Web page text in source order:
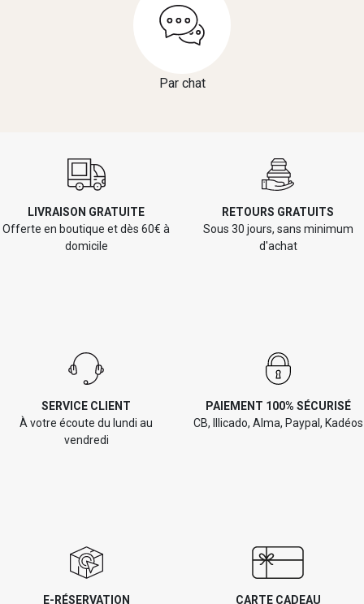
Par chat
LIVRAISON GRATUITE
Offerte en boutique et dès 60€ à
domicile
RETOURS GRATUITS
Sous 30 jours, sans minimum
d'achat
SERVICE CLIENT
À votre écoute du lundi au
vendredi
PAIEMENT 100% SÉCURISÉ
CB, Illicado, Alma, Paypal, Kadéos
E-RÉSERVATION
CARTE CADEAU